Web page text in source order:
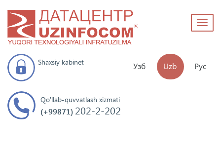
Узб Uzb Рус
Shaxsiy kabinet
Qo'llab-quvvatlash xizmati
(+99871) 202-2-202